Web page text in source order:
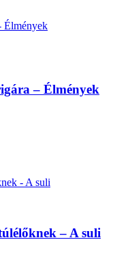
– Élmények
– A suli